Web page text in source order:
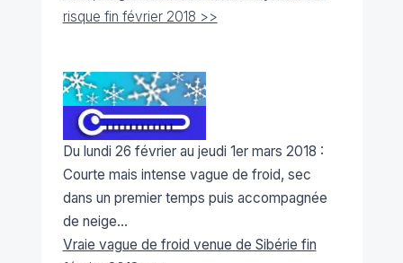
risque fin février 2018 >>
Du lundi 26 février au jeudi 1er mars 2018 :
Courte mais intense vague de froid, sec
dans un premier temps puis accompagnée
de neige...
Vraie vague de froid venue de Sibérie fin